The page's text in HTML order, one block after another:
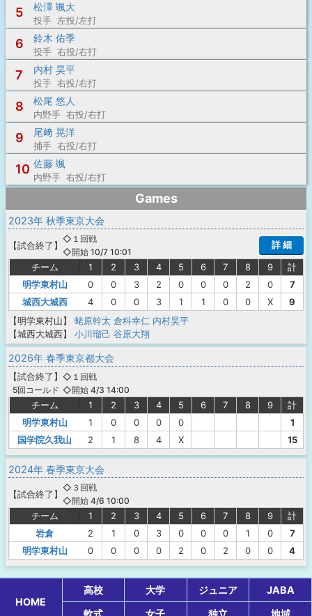
5 松澤 颯大
投手 左投/左打
6 鈴木 佑季
投手 右投/右打
7 内村 昊平
投手 右投/右打
8 松尾 悠人
内野手 右投/右打
9 尾﨑 晃洋
捕手 右投/右打
10 佐藤 颯
内野手 右投/右打
Games
2023年 秋季東京大会
【試合終了 】
◇１回戦
◇開始 10/7 10:01
詳 細
チーム 1 2 3 4 5 6 7 8 9
計
明学東村山
0 0 3 2 0 0 0 2 0
7
城西大城西
4 0 0 3 1 1 0 0 X
9
【明学東村山】
蛯原幹太 倉科幸仁 内村昊平
【城西大城西】
小川瑠己 谷原大翔
2026年 春季東京都大会
【試合終了 】
5回コールド
◇１回戦
◇開始 4/3 14:00
チーム 1 2 3 4 5 6 7 8 9
計
明学東村山
1 0 0 0 0
1
国学院久我山
2 1 8 4 X 15
2024年 春季東京大会
【試合終了 】
◇３回戦
◇開始 4/6 10:00
チーム 1 2 3 4 5 6 7 8 9
計
岩倉
2 1 0 3 0 0 0 1 0
7
明学東村山
0 0 0 0 2 0 2 0 0 4
HOME
高校 大学 ジュニア
JABA
軟式
女子 独立 地域